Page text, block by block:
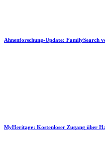
Ahnenforschung-Update: FamilySearch
MyHeritage: Kostenloser Zugang über